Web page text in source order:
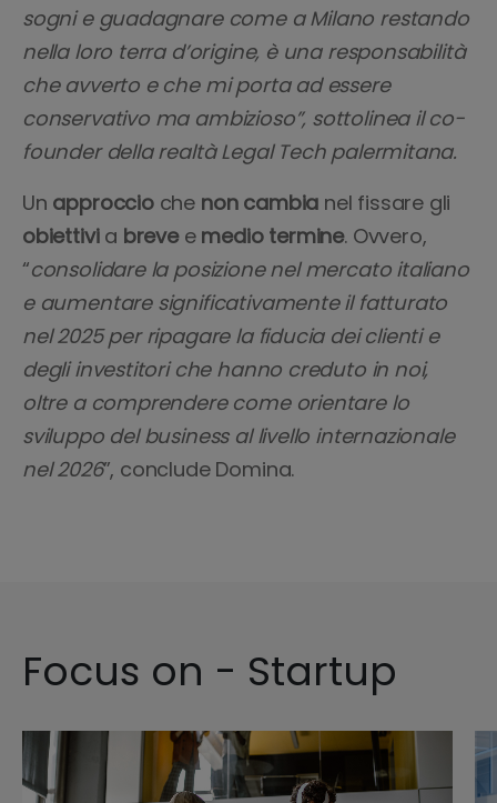
sogni e guadagnare come a Milano restando
nella loro terra d’origine, è una responsabilità
che avverto e che mi porta ad essere
conservativo ma ambizioso”, sottolinea il co-
founder della realtà Legal Tech palermitana.
Un approccioche non cambia nel fissare gli
obiettivia brevee medio termine. Ovvero,
“consolidare la posizione nel mercato italiano
e aumentare significativamente il fatturato
nel 2025 per ripagare la fiducia dei clienti e
degli investitori che hanno creduto in noi,
oltre a comprendere come orientare lo
sviluppo del business al livello internazionale
nel 2026”, conclude Domina.
Focus on - Startup